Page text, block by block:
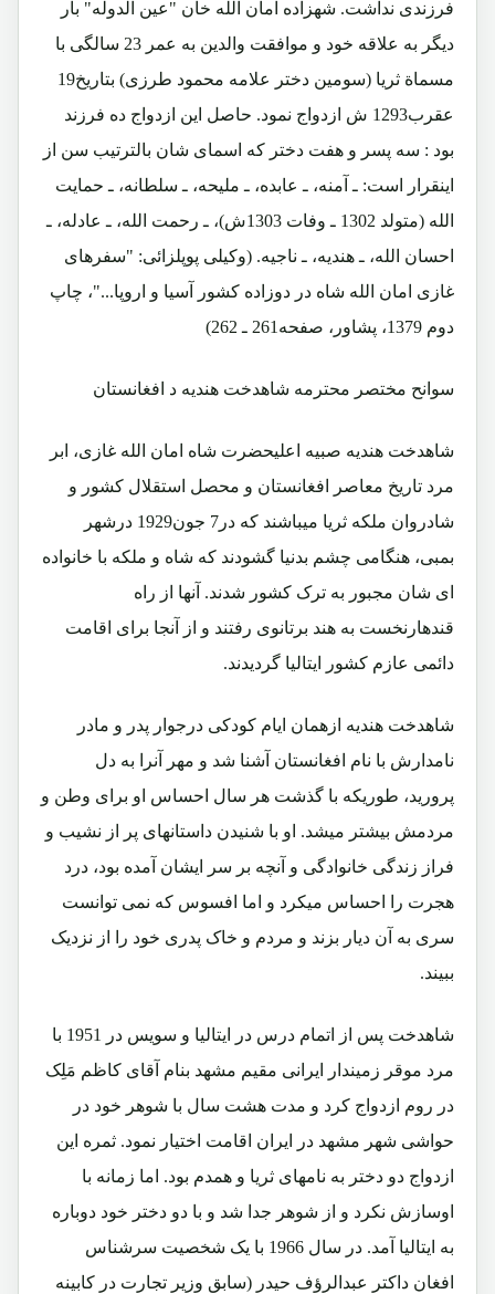
فرزندی نداشت. شهزاده امان الله خان "عین الدوله" بار
دیگر به علاقه خود و موافقت والدین به عمر 23 سالگی با
مسماة ثریا (سومین دختر علامه محمود طرزی) بتاریخ19
عقرب1293 ش ازدواج نمود. حاصل این ازدواج ده فرزند
بود : سه پسر و هفت دختر که اسمای شان بالترتیب سن از
اینقرار است: ـ آمنه، ـ عابده، ـ ملیحه، ـ سلطانه، ـ حمایت
الله (متولد 1302 ـ وفات 1303ش)، ـ رحمت الله، ـ عادله، ـ
احسان الله، ـ هندیه، ـ ناجیه. (وکیلی پوپلزائی: "سفرهای
غازی امان الله شاه در دوزاده کشور آسیا و اروپا..."، چاپ
دوم 1379، پشاور، صفحه261 ـ 262)
سوانح مختصر محترمه شاهدخت هندیه د افغانستان
شاهدخت هندیه صبیه اعلیحضرت شاه امان الله غازی، ابر
مرد تاریخ معاصر افغانستان و محصل استقلال کشور و
شادروان ملکه ثریا میباشند که در7 جون1929 درشهر
بمبی، هنگامی چشم بدنیا گشودند که شاه و ملکه با خانواده
ای شان مجبور به ترک کشور شدند. آنها از راه
قندهارنخست به هند برتانوی رفتند و از آنجا برای اقامت
دائمی عازم کشور ایتالیا گردیدند.
شاهدخت هندیه ازهمان ایام کودکی درجوار پدر و مادر
نامدارش با نام افغانستان آشنا شد و مهر آنرا به دل
پرورید، طوریکه با گذشت هر سال احساس او برای وطن و
مردمش بیشتر میشد. او با شنیدن داستانهای پر از نشیب و
فراز زندگی خانوادگی و آنچه بر سر ایشان آمده بود، درد
هجرت را احساس میکرد و اما افسوس که نمی توانست
سری به آن دیار بزند و مردم و خاک پدری خود را از نزدیک
ببیند.
شاهدخت پس از اتمام درس در ایتالیا و سویس در 1951 با
مرد موقر زمیندار ایرانی مقیم مشهد بنام آقای کاظم مَلِک
در روم ازدواج کرد و مدت هشت سال با شوهر خود در
حواشی شهر مشهد در ایران اقامت اختیار نمود. ثمره این
ازدواج دو دختر به نامهای ثریا و همدم بود. اما زمانه با
اوسازش نکرد و از شوهر جدا شد و با دو دختر خود دوباره
به ایتالیا آمد. در سال 1966 با یک شخصیت سرشناس
افغان داکتر عبدالرؤف حیدر (سابق وزیر تجارت در کابینه